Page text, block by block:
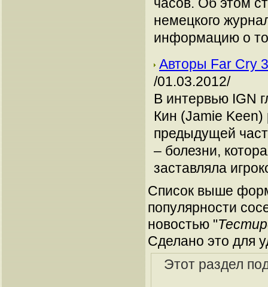
немецкого
информацию о
Авторы Far Cry
/01.03.2012/
В интервью IGN
Кин (Jamie Keen)
предыдущей
– болезни,
заставляла
Список выше
популярности
новостью "
Сделано это для
Этот раздел